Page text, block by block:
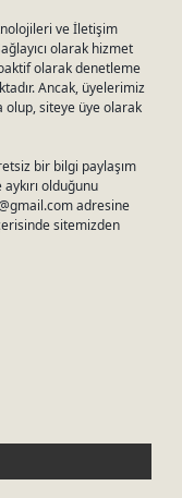
ve İletişim
olarak hizmet
olarak denetleme
Ancak, üyelerimiz
olup, siteye üye olarak
bir bilgi paylaşım
olduğunu
adresine
sitemizden